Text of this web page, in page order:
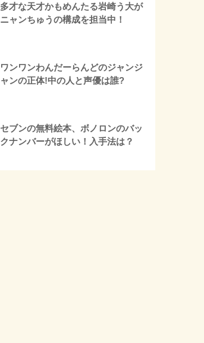
多才な天才かもめんたる岩崎う大が
ニャンちゅうの構成を担当中！
ワンワンわんだーらんどのジャンジ
ャンの正体!中の人と声優は誰?
セブンの無料絵本、ボノロンのバッ
クナンバーがほしい！入手法は？